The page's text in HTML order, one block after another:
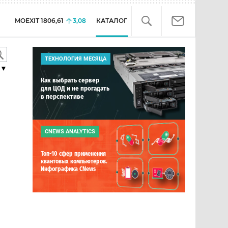
MOEXIT 1806,61 3,08 КАТАЛОГ
ТЕХНОЛОГИЯ МЕСЯЦА
Как выбрать сервер
для ЦОД и не прогадать
в перспективе
CNEWS ANALYTICS
Топ-10 сфер применения
квантовых компьютеров.
Инфографика CNews